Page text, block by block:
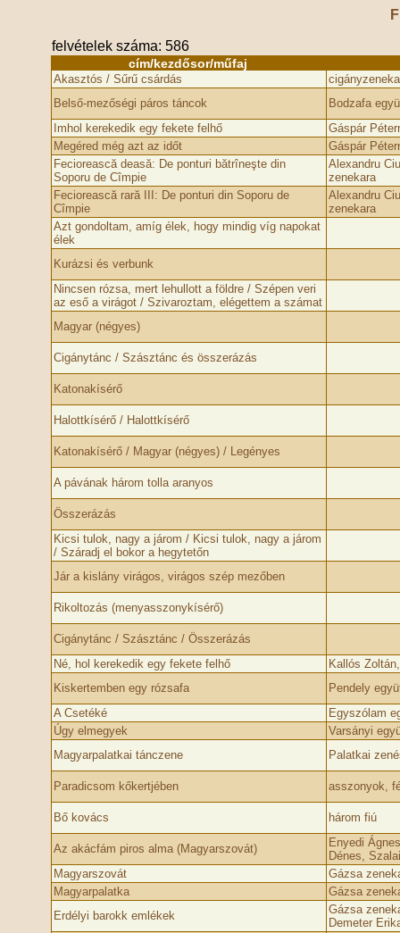
felvételek száma: 586
cím/kezdősor/műfaj
Akasztós / Sűrű csárdás
Belső-mezőségi páros táncok
Bodzafa
Imhol kerekedik egy fekete felhő
Gáspár
Megéred még azt az időt
Gáspár
Feciorească deasă: De ponturi bătrîneşte din
Soporu de Cîmpie
Alexandru
zenekara
Feciorească rară III: De ponturi din Soporu de
Cîmpie
Alexandru
zenekara
Azt gondoltam, amíg élek, hogy mindig víg napokat
élek
Kurázsi és verbunk
Nincsen rózsa, mert lehullott a földre / Szépen veri
az eső a virágot / Szivaroztam, elégettem a számat
Magyar (négyes)
Cigánytánc / Szásztánc és összerázás
Katonakísérő
Halottkísérő / Halottkísérő
Katonakísérő / Magyar (négyes) / Legényes
A pávának három tolla aranyos
Összerázás
Kicsi tulok, nagy a járom / Kicsi tulok, nagy a járom
/ Száradj el bokor a hegytetőn
Jár a kislány virágos, virágos szép mezőben
Rikoltozás (menyasszonykísérő)
Cigánytánc / Szásztánc / Összerázás
Né, hol kerekedik egy fekete felhő
Kallós
Kiskertemben egy rózsafa
Pendely
A Csetéké
Egyszólam
Úgy elmegyek
Varsányi
Magyarpalatkai tánczene
Palatkai
Paradicsom kőkertjében asszonyok,
Bő kovács három fiú
Az akácfám piros alma (Magyarszovát)
Enyedi
Dénes,
Magyarszovát
Gázsa
Magyarpalatka
Gázsa
Erdélyi barokk emlékek
Gázsa
Demeter